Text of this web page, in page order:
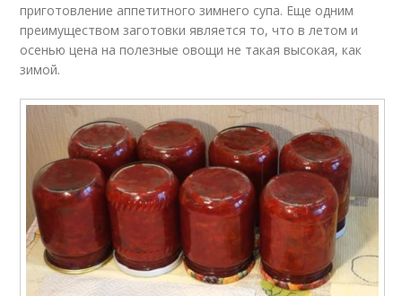
приготовление аппетитного зимнего супа. Еще одним
преимуществом заготовки является то, что в летом и
осенью цена на полезные овощи не такая высокая, как
зимой.